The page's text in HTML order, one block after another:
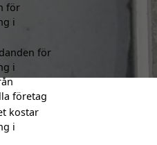
för
i
för
i
företag
kostar
i